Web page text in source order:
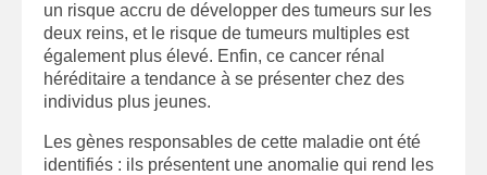
un risque accru de développer des tumeurs sur les
deux reins, et le risque de tumeurs multiples est
également plus élevé. Enfin, ce cancer rénal
héréditaire a tendance à se présenter chez des
individus plus jeunes.
Les gènes responsables de cette maladie ont été
identifiés : ils présentent une anomalie qui rend les